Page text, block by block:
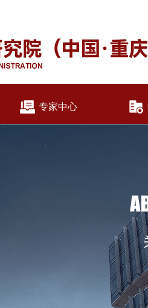
专家中心